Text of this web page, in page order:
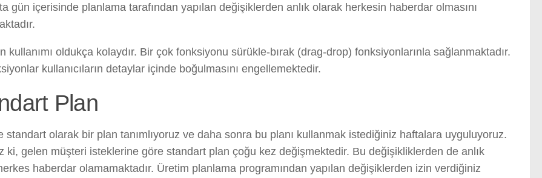
gün içerisinde planlama tarafından yapılan değişiklerden anlık olarak herkesin haberdar olmasını
kullanımı oldukça kolaydır. Bir çok fonksiyonu sürükle-bırak (drag-drop) fonksiyonlarınla sağlanmaktadır.
kullanıcıların detaylar içinde boğulmasını engellemektedir.
Plan
standart olarak bir plan tanımlıyoruz ve daha sonra bu planı kullanmak istediğiniz haftalara uyguluyoruz.
ki, gelen müşteri isteklerine göre standart plan çoğu kez değişmektedir. Bu değişikliklerden de anlık
haberdar olamamaktadır. Üretim planlama programından yapılan değişiklerden izin verdiğiniz